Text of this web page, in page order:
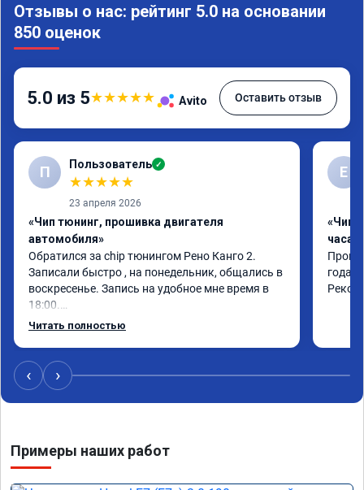
Отзывы о нас: рейтинг 5.0 на основании
850 оценок
5.0 из 5★★★★★ Avito Оставить отзыв
П Пользователь ✓
★★★★★
23 апреля 2026
«Чип тюнинг, прошивка двигателя
автомобиля»
Обратился за chip тюнингом Рено Канго 2.
Записали быстро , на понедельник, общались в
воскресенье. Запись на удобное мне время в
18:00.
Работу выполнили за 30 минут, качественно,
Читать полностью
Е
«Чип
часа»
года.
‹ ›
Примеры наших работ